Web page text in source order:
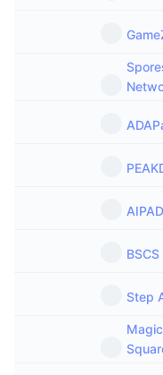
AIPAD
BSCS
Step
Magic